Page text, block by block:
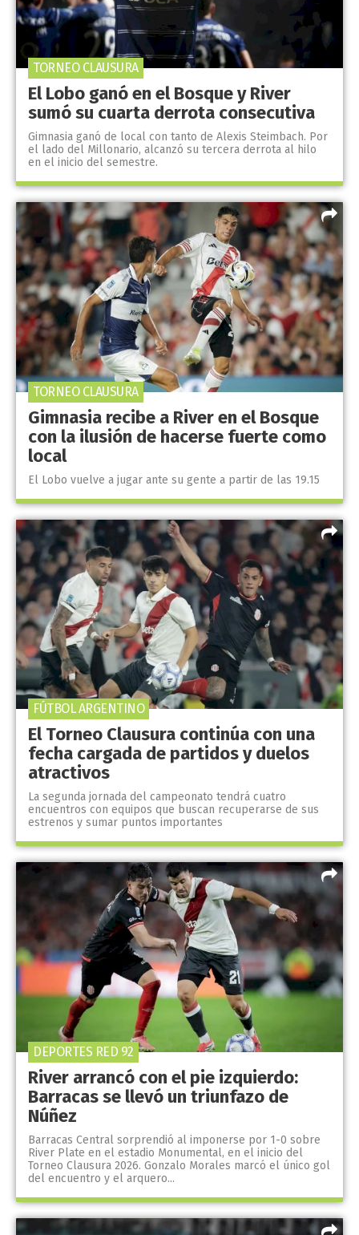
El Lobo ganó en el Bosque y River
sumó su cuarta derrota consecutiva
Gimnasia ganó de local con tanto de Alexis Steimbach. Por
el lado del Millonario, alcanzó su tercera derrota al hilo
en el inicio del semestre.
TORNEO CLAUSURA
Gimnasia recibe a River en el Bosque
con la ilusión de hacerse fuerte como
local
El Lobo vuelve a jugar ante su gente a partir de las 19.15
TORNEO CLAUSURA
El Torneo Clausura continúa con una
fecha cargada de partidos y duelos
atractivos
La segunda jornada del campeonato tendrá cuatro
encuentros con equipos que buscan recuperarse de sus
estrenos y sumar puntos importantes
FÚTBOL ARGENTINO
River arrancó con el pie izquierdo:
Barracas se llevó un triunfazo de
Núñez
Barracas Central sorprendió al imponerse por 1-0 sobre
River Plate en el estadio Monumental, en el inicio del
Torneo Clausura 2026. Gonzalo Morales marcó el único gol
del encuentro y el arquero...
DEPORTES RED 92